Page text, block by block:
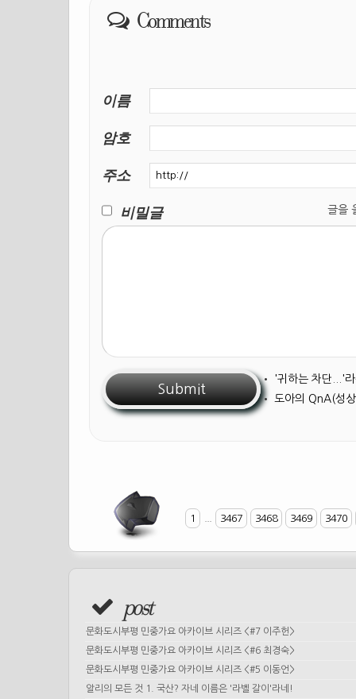
Comments
이름
암호
주소
비밀글
글을
• '귀하는 차단...'
• 도아의 QnA(성
1 3467 3468 3469 3470
post
문화도시부평 민중가요 아카이브 시리즈 <#7 이주헌>
문화도시부평 민중가요 아카이브 시리즈 <#6 최경숙>
문화도시부평 민중가요 아카이브 시리즈 <#5 이동언>
알리의 모든 것 1. 국산? 자네 이름은 '라벨 갈이'라네!